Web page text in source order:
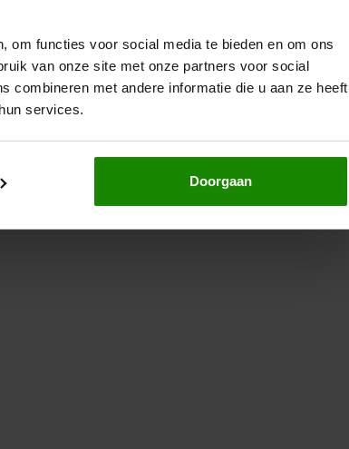
om functies voor social media te bieden en om ons
van onze site met onze partners voor social
combineren met andere informatie die u aan ze heeft
services.
Doorgaan